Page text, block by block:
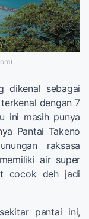
dikenal sebagai
dengan 7
ini masih punya
Pantai Takeno
raksasa
air super
cocok deh jadi
pantai ini,